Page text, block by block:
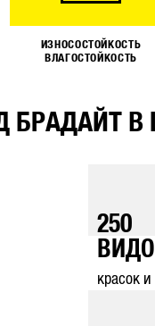
ИЗНОСОСТОЙКОСТЬ
ВЛАГОСТОЙКОСТЬ
БРАДАЙТ
250
красок